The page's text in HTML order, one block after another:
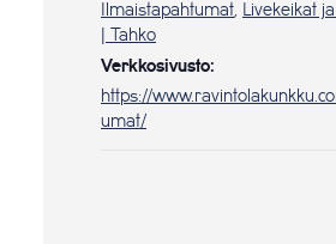
Ilmaistapahtumat
Livekeikat
| Tahko
Verkkosivusto:
https://
umat/